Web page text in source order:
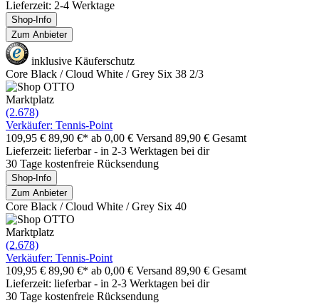
Lieferzeit: 2-4 Werktage
Shop-Info
Zum Anbieter
inklusive Käuferschutz
Core Black / Cloud White / Grey Six 38 2/3
Marktplatz
(2.678)
Verkäufer: Tennis-Point
109,95 € 89,90 €* ab 0,00 € Versand 89,90 € Gesamt
Lieferzeit: lieferbar - in 2-3 Werktagen bei dir
30 Tage kostenfreie Rücksendung
Shop-Info
Zum Anbieter
Core Black / Cloud White / Grey Six 40
Marktplatz
(2.678)
Verkäufer: Tennis-Point
109,95 € 89,90 €* ab 0,00 € Versand 89,90 € Gesamt
Lieferzeit: lieferbar - in 2-3 Werktagen bei dir
30 Tage kostenfreie Rücksendung